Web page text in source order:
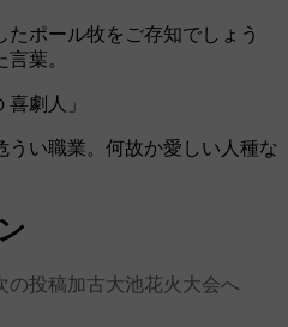
ポール牧をご存知でしょう
葉。
喜劇人」
い職業。何故か愛しい人種な
の投稿加古大池花火大会へ